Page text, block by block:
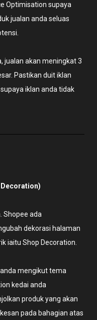
Optimisation supaya
jualan anda seluas
jualan akan meningkat 3
Pastikan duit iklan
iklan anda tidak
Shopee ada
dekorasi halaman
iaitu Shop Decoration.
mengikut tema
kedai anda
produk yang akan
pada bahagian atas